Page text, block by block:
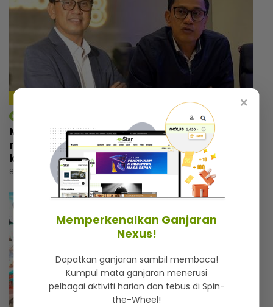
Macam tak percaya umur dah 57 tahun,
rupanya ini amalan mudah Rashdan Baba
kekal awet muda
8 jam lalu
×
Memperkenalkan Ganjaran
Nexus!
Dapatkan ganjaran sambil membaca!
Kumpul mata ganjaran menerusi
pelbagai aktiviti harian dan tebus di Spin-
the-Wheel!